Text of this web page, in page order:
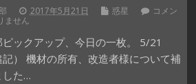
2017年5月21日 惑星
コメン
ません
ックアップ、今日の一枚。 5/21
） 機材の所有、改造者様について補
した…